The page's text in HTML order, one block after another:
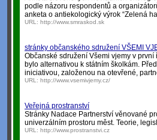
podle názoru respondentů a
anketa o antiekologický výrok “Zelená
URL: http://www.smraskod.sk
stránky občanského sdružení VŠEMI
Občanské sdružení Všemi vjemy v
bylo alternativou k státním školkám.
iniciativou, založenou na otevřené,
URL: http://www.vsemivjemy.cz/
Veřejná prostranství
Stránky Nadace Partnerství věnované
univerzálním prostoru měst. Teorie,
URL: http://www.prostranstvi.cz